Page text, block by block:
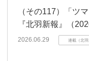
（その117）「ツ
『北羽新報』（
2026.06.29 連載（北羽